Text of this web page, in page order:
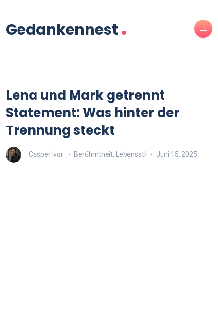
Gedankennest.
Lena und Mark getrennt
Statement: Was hinter der
Trennung steckt
Casper Ivor Berühmtheit, Lebensstil Juni 15, 2025